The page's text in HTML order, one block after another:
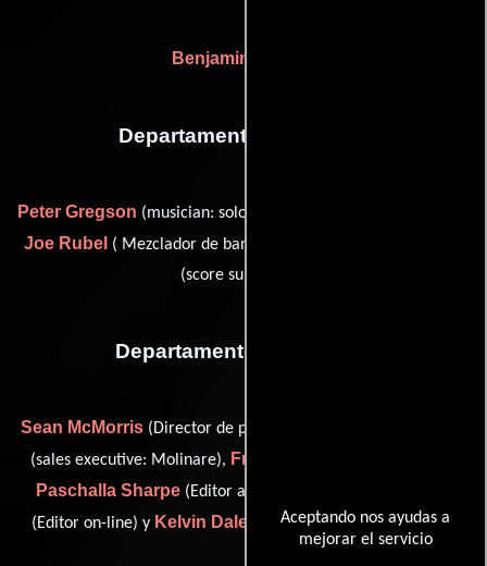
Aceptando nos ayudas a
mejorar el servicio
Benjamin Kracun
Departamento de musica
Peter Gregson (musician: solo cello),
Joe Rubel ( Mezclador de banda sonora) y
(score supervisor)
Departamento de editorial
Sean McMorris (Director de post-producción),
(sales executive: Molinare), Fred Rushton
Paschalla Sharpe (Editor asistente),
(Editor on-line) y Kelvin Daley (on-line conform editor (u))